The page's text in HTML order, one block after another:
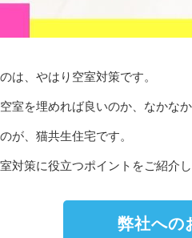
は、やはり空室対策です。
室を埋めれば良いのか、なかな
が、猫共生住宅です。
対策に役立つポイントをご紹介し
弊社への